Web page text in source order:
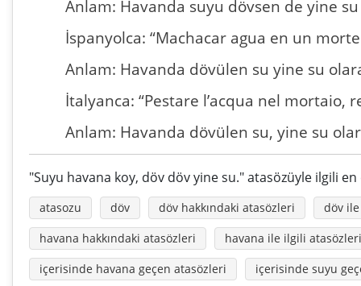
Anlam: Havanda suyu dövsen de yine su
İspanyolca: “Machacar agua en un
Anlam: Havanda dövülen su yine su
İtalyanca: “Pestare l’acqua nel mortaio,
Anlam: Havanda dövülen su, yine su
"Suyu havana koy, döv döv yine su." atasözüyle ilgili
atasozu döv döv hakkındaki atasözleri
döv
havana hakkındaki atasözleri
havana ile ilgili atasözleri
içerisinde havana geçen atasözleri
içerisinde suyu